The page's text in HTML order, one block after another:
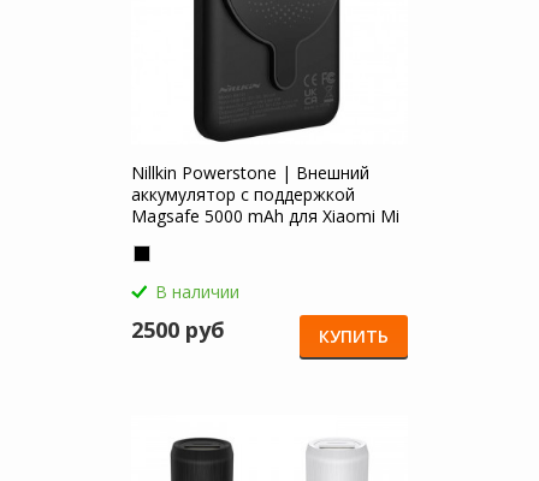
Nillkin Powerstone | Внешний
аккумулятор с поддержкой
Magsafe 5000 mAh для Xiaomi Mi
В наличии
2500 руб КУПИТЬ